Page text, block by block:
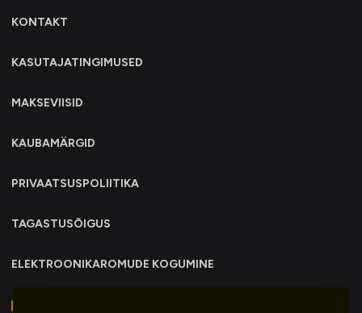
KONTAKT
KASUTAJATINGIMUSED
MAKSEVIISID
KAUBAMÄRGID
PRIVAATSUSPOLIITIKA
TAGASTUSÕIGUS
ELEKTROONIKAROMUDE KOGUMINE